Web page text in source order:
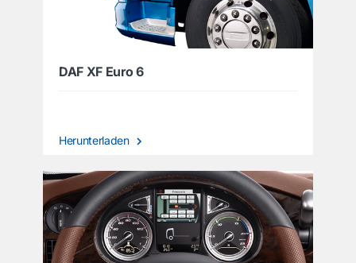
DAF XF Euro 6
Herunterladen